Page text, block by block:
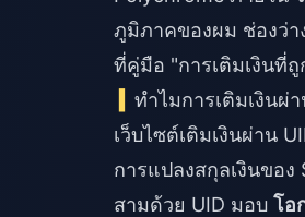
ภูมิภาคของผม ช่องว่า
ที่คู่มือ "การเติมเงินที่
ทำไมการเติมเงินผ่
เว็บไซต์เติมเงินผ่าน
การแปลงสกุลเงินขอ
สามด้วย UID มอบ โอ